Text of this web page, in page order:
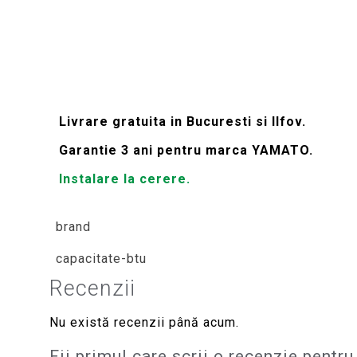
Livrare gratuita in Bucuresti si Ilfov.
Garantie 3 ani pentru marca YAMATO.
Instalare la cerere.
brand
capacitate-btu
Recenzii
Nu există recenzii până acum.